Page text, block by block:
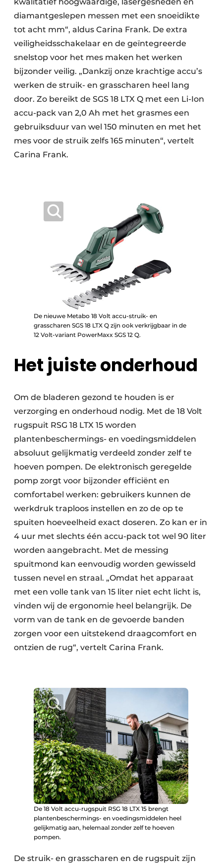
diamantgeslepen messen met een snoeidikte
tot acht mm“, aldus Carina Frank. De extra
veiligheidsschakelaar en de geïntegreerde
snelstop voor het mes maken het werken
bijzonder veilig. „Dankzij onze krachtige accu’s
werken de struik- en grasscharen heel lang
door. Zo bereikt de SGS 18 LTX Q met een Li-Ion
accu-pack van 2,0 Ah met het grasmes een
gebruiksduur van wel 150 minuten en met het
mes voor de struik zelfs 165 minuten“, vertelt
Carina Frank.
De nieuwe Metabo 18 Volt accu-struik- en
grasscharen SGS 18 LTX Q zijn ook verkrijgbaar in de
12 Volt-variant PowerMaxx SGS 12 Q.
Het juiste onderhoud
Om de bladeren gezond te houden is er
verzorging en onderhoud nodig. Met de 18 Volt
rugspuit RSG 18 LTX 15 worden
plantenbeschermings- en voedingsmiddelen
absoluut gelijkmatig verdeeld zonder zelf te
hoeven pompen. De elektronisch geregelde
pomp zorgt voor bijzonder efficiënt en
comfortabel werken: gebruikers kunnen de
werkdruk traploos instellen en zo de op te
spuiten hoeveelheid exact doseren. Zo kan er in
4 uur met slechts één accu-pack tot wel 90 liter
worden aangebracht. Met de messing
spuitmond kan eenvoudig worden gewisseld
tussen nevel en straal. „Omdat het apparaat
met een volle tank van 15 liter niet echt licht is,
vinden wij de ergonomie heel belangrijk. De
vorm van de tank en de gevoerde banden
zorgen voor een uitstekend draagcomfort en
ontzien de rug“, vertelt Carina Frank.
De 18 Volt accu-rugspuit RSG 18 LTX 15 brengt
plantenbeschermings- en voedingsmiddelen heel
gelijkmatig aan, helemaal zonder zelf te hoeven
pompen.
De struik- en grasscharen en de rugspuit zijn